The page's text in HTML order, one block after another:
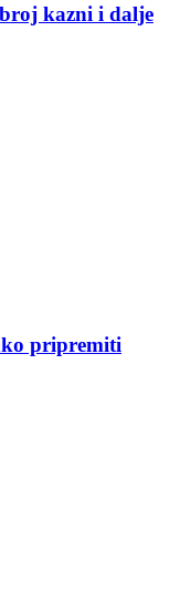
broj kazni i dalje
pripremiti